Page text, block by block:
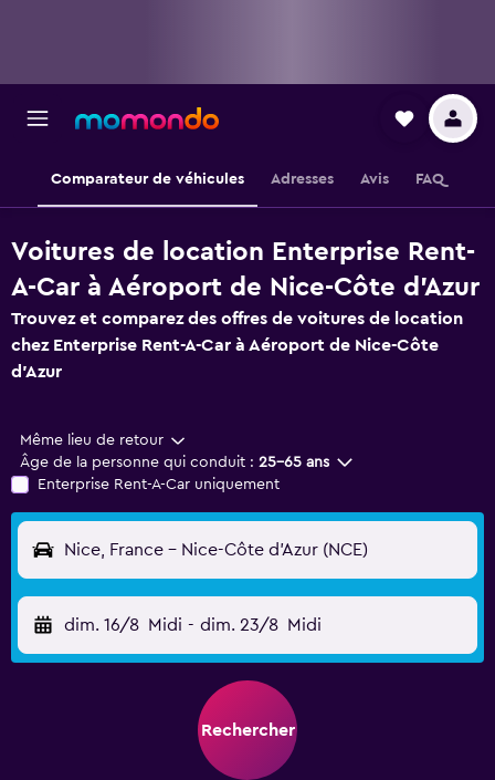
Comparateur de véhicules Adresses Avis FAQ
Voitures de location Enterprise Rent-
A-Car à Aéroport de Nice-Côte d'Azur
Trouvez et comparez des offres de voitures de location
chez Enterprise Rent-A-Car à Aéroport de Nice-Côte
d'Azur
Même lieu de retour
Âge de la personne qui conduit : 25-65 ans
Enterprise Rent-A-Car uniquement
Nice, France - Nice-Côte d'Azur (NCE)
dim. 16/8 Midi - dim. 23/8 Midi
Rechercher